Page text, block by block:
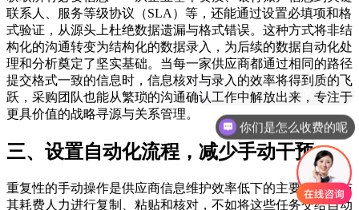
联系人、服务等级协议（SLA）等，还能通过设置必填项和格
式验证，从源头上杜绝数据遗漏与格式错误。这种方式将非结
构化的沟通转变为结构化的数据录入，为后续的数据自动化处
理和分析奠定了坚实基础。当每一家供应商都通过相同的路径
提交格式一致的信息时，信息核对与录入的效率将得到质的飞
跃，采购团队也能从繁琐的沟通确认工作中解放出来，专注于
更具价值的战略寻源与关系管理。
三、设置自动化流程，减少手动干预
重复性的手动操作是供应商信息维护效率低下的主要原因。与
其耗费人力进行复制、粘贴和核对，不如将这些任务交给自动
你们是怎么收费的呢